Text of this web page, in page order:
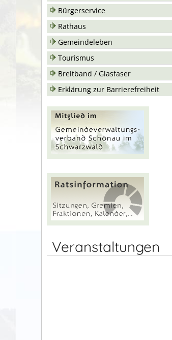
Bürgerservice
Rathaus
Gemeindeleben
Tourismus
Breitband / Glasfaser
Erklärung zur Barrierefreiheit
Veranstaltungen